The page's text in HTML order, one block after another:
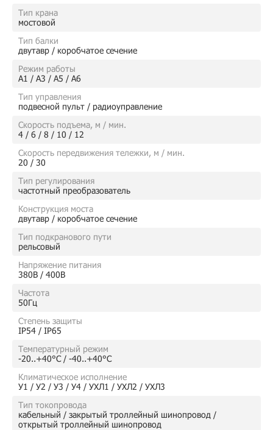
Тип крана
мостовой
Тип балки
двутавр / коробчатое сечение
Режим работы
А1 / А3 / А5 / А6
Тип управления
подвесной пульт / радиоуправление
Скорость подъема, м / мин.
4 / 6 / 8 / 10 / 12
Скорость передвижения тележки, м / мин.
20 / 30
Тип регулирования
частотный преобразователь
Конструкция моста
двутавр / коробчатое сечение
Тип подкранового пути
рельсовый
Напряжение питания
380В / 400В
Частота
50Гц
Степень защиты
IP54 / IP65
Температурный режим
-20..+40°C / -40..+40°C
Климатическое исполнение
У1 / У2 / У3 / У4 / УХЛ1 / УХЛ2 / УХЛ3
Тип токопровода
кабельный / закрытый троллейный шинопровод /
открытый троллейный шинопровод